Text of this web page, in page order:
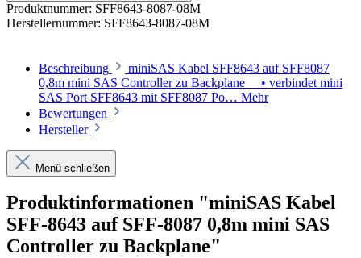
Produktnummer: SFF8643-8087-08M
Herstellernummer: SFF8643-8087-08M
Beschreibung
miniSAS Kabel SFF8643 auf SFF8087
0,8m mini SAS Controller zu Backplane • verbindet mini
SAS Port SFF8643 mit SFF8087 Po… Mehr
Bewertungen
Hersteller
Menü schließen
Produktinformationen "miniSAS Kabel
SFF-8643 auf SFF-8087 0,8m mini SAS
Controller zu Backplane"